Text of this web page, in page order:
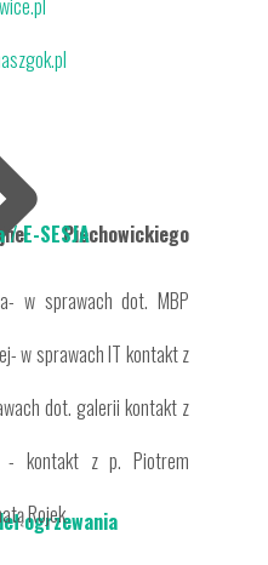
ogrzewania
Piechowickiego
w sprawach dot. MBP
w sprawach IT kontakt z
dot. galerii kontakt z
- kontakt z p. Piotrem
Rojek
E-SESJA